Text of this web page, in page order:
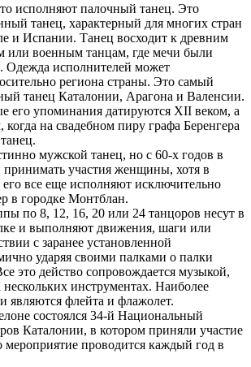
исполняют палочный танец. Это
танец, характерный для многих стран
и Испании. Танец восходит к древним
или военным танцам, где мечи были
Одежда исполнителей может
региона страны. Это самый
танец Каталонии, Арагона и Валенсии.
его упоминания датируются XII веком, а
на свадебном пиру графа Беренгера
мужской танец, но с 60-х годов в
принимать участия женщины, хотя в
его все еще исполняют исключительно
в городке Монтблан.
по 8, 12, 16, 20 или 24 танцоров несут в
и выполняют движения, шаги или
с заранее установленной
ударяя своими палками о палки
это действо сопровождается музыкой,
инструментах. Наиболее
являются флейта и флажолет.
состоялся 34-й Национальный
Каталонии, в котором приняли участие
мероприятие проводится каждый год в